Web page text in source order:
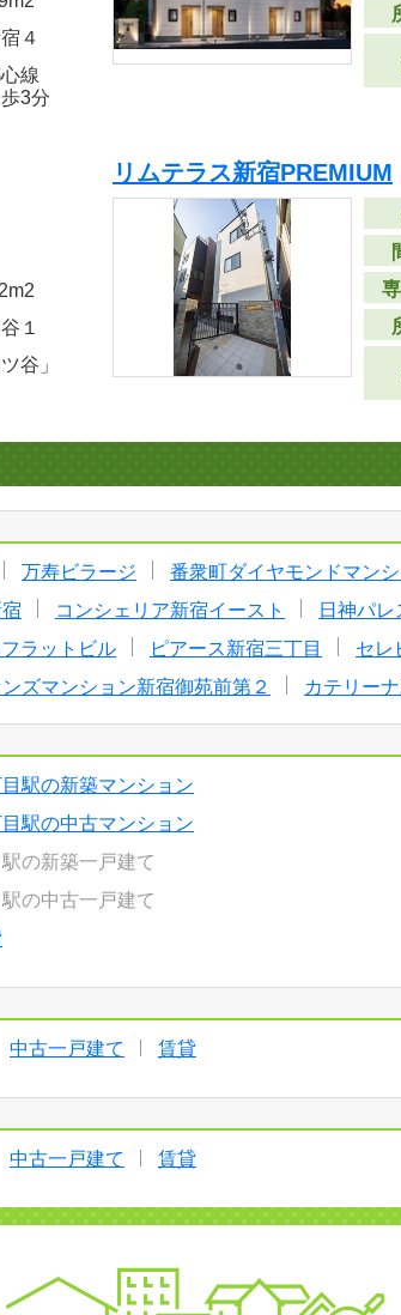
４
線
3分
2
１
谷」
リムテラス新宿PREMIUM
万寿ビラージ 番衆町ダイヤモンドマン
コンシェリア新宿イースト
日神パ
ラットビル ピアース新宿三丁目 セレ
ズマンション新宿御苑前第２ カテリー
駅の新築マンション
駅の中古マンション
の新築一戸建て
の中古一戸建て
中古一戸建て 賃貸
中古一戸建て 賃貸